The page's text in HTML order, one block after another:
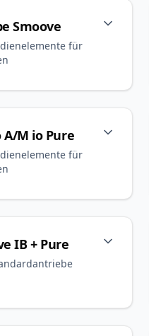
Smoove
für
A/M io Pure
für
IB + Pure